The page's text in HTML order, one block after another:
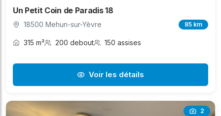
Un Petit Coin de Paradis 18
18500 Mehun-sur-Yèvre 85 km
315 m² 200 debout 150 assises
Voir les détails
2